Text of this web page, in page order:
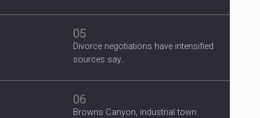
05
Divorce negotiations have intensified
sources say...
06
Browns Canyon, industrial town